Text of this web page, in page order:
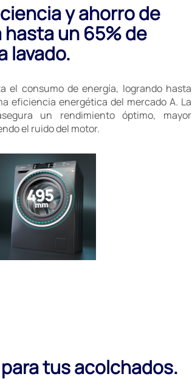
y ahorro de
un 65% de
lavado.
el consumo de energía, logrando hasta
eficiencia energética del mercado A. La
un rendimiento óptimo, mayor
el ruido del motor.
tus acolchados.